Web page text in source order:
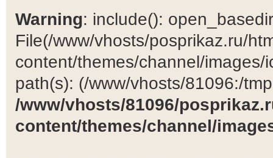
Warning: include():
File(/www/vhosts/posprikaz.ru/
content/themes/channel/
path(s): (/www/vhosts/81096:/
/www/vhosts/81096/
content/themes/channel/